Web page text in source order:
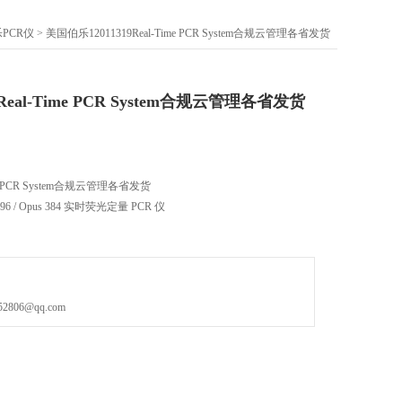
仪 > 美国伯乐12011319Real-Time PCR System合规云管理各省发货
Time PCR System合规云管理各省发货
System合规云管理各省发货
/ Opus 384 实时荧光定量 PCR 仪